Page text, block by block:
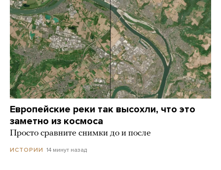
Европейские реки так высохли, что это
заметно из космоса
Просто сравните снимки до и после
ИСТОРИИ 14 минут назад